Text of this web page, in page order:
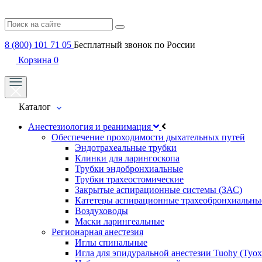
8 (800) 101 71 05 Бесплатный звонок по России
Корзина 0
Каталог
Анестезиология и реанимация
Обеспечение проходимости дыхательных путей
Эндотрахеальные трубки
Клинки для ларингоскопа
Трубки эндобронхиальные
Трубки трахеостомические
Закрытые аспирационные системы (ЗАС)
Катетеры аспирационные
Воздуховоды
Маски ларингеальные
Регионарная анестезия
Иглы спинальные
Игла для эпидуральной анестезии Tuohy